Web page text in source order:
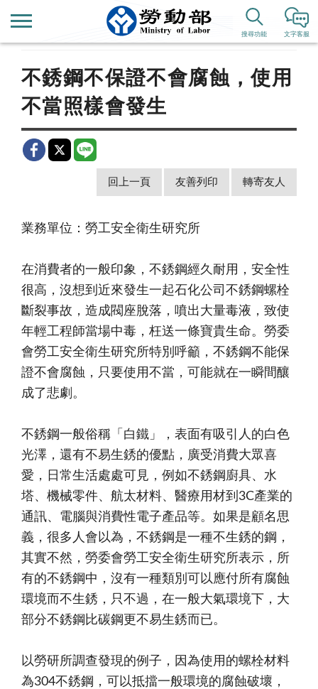
文字客服
搜尋功能
新聞公告 歷史新聞
不銹鋼不保證不會腐蝕，使用
不當照樣會發生
回上一頁 友善列印 轉寄友人
業務單位：勞工安全衛生研究所
在消費者的一般印象，不銹鋼經久耐用，安全性
很高，沒想到近來發生一起石化公司不銹鋼螺栓
斷裂事故，造成閥座脫落，噴出大量毒液，致使
年輕工程師當場中毒，枉送一條寶貴生命。勞委
會勞工安全衛生研究所特別呼籲，不銹鋼不能保
證不會腐蝕，只要使用不當，可能就在一瞬間釀
成了悲劇。
不銹鋼一般俗稱「白鐵」，表面有吸引人的白色
光澤，還有不易生銹的優點，廣受消費大眾喜
愛，日常生活處處可見，例如不銹鋼廚具、水
塔、機械零件、航太材料、醫療用材到3C產業的
通訊、電腦與消費性電子產品等。如果是顧名思
義，很多人會以為，不銹鋼是一種不生銹的鋼，
其實不然，勞委會勞工安全衛生研究所表示，所
有的不銹鋼中，沒有一種類別可以應付所有腐蝕
環境而不生銹，只不過，在一般大氣環境下，大
部分不銹鋼比碳鋼更不易生銹而已。
以勞研所調查發現的例子，因為使用的螺栓材料
為304不銹鋼，可以抵擋一般環境的腐蝕破壞，